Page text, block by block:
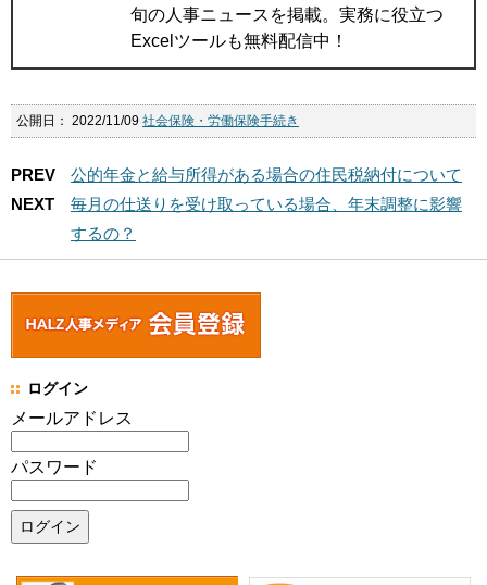
旬の人事ニュースを掲載。実務に役立つ
Excelツールも無料配信中！
公開日： 2022/11/09 社会保険・労働保険手続き
PREV
公的年金と給与所得がある場合の住民税納付について
NEXT
毎月の仕送りを受け取っている場合、年末調整に影響
するの？
ログイン
メールアドレス
パスワード